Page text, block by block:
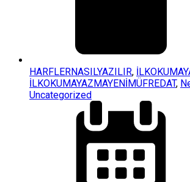
HARFLERNASILYAZILIR,
İLKOKUMAYAZMAYENİMÜFREDAT,
Uncategorized